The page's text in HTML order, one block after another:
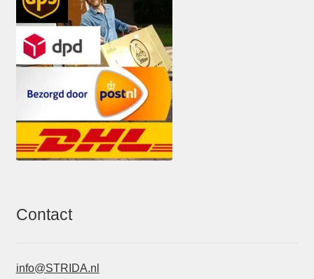
Contact
info@STRIDA.nl